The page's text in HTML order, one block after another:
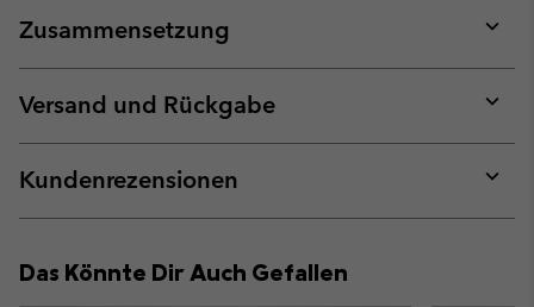
Zusammensetzung
or
Versand und Rückgabe
or
Kundenrezensionen
or
Das Könnte Dir Auch Gefallen